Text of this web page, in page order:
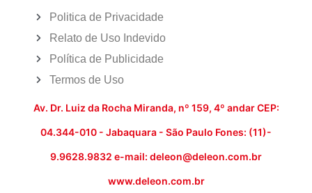
Politica de Privacidade
Relato de Uso Indevido
Política de Publicidade
Termos de Uso
Av. Dr. Luiz da Rocha Miranda, nº 159, 4º andar CEP:
04.344-010 - Jabaquara - São Paulo Fones: (11)-
9.9628.9832 e-mail: deleon@deleon.com.br
www.deleon.com.br